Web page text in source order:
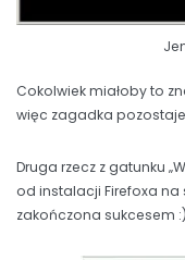
Cokolwiek miałoby to
więc zagadka
Druga rzecz z gatunku
od instalacji Firefoxa na
zakończona sukcesem :)